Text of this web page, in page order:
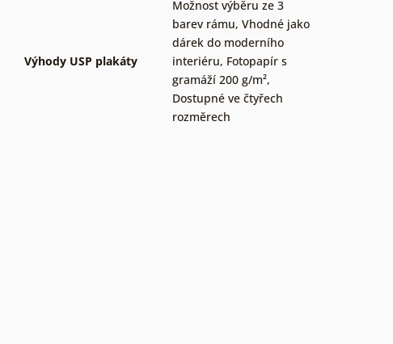
Výhody USP plakáty
Možnost výběru ze 3
barev rámu, Vhodné jako
dárek do moderního
interiéru, Fotopapír s
gramáží 200 g/m²,
Dostupné ve čtyřech
rozměrech